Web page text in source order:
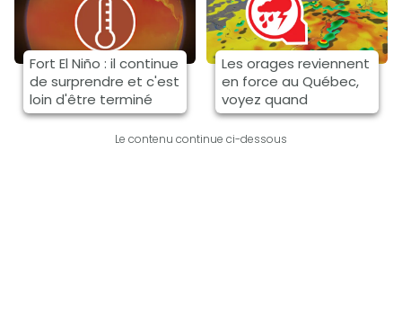
Fort El Niño : il continue
de surprendre et c'est
loin d'être terminé
Les orages reviennent
en force au Québec,
voyez quand
Le contenu continue ci-dessous